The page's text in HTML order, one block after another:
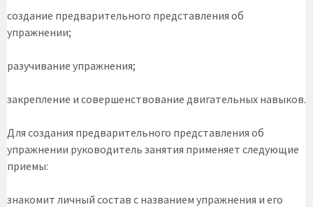
создание предварительного представления об
упражнении;
разучивание упражнения;
закрепление и совершенствование двигательных навыков.
Для создания предварительного представления об
упражнении руководитель занятия применяет следующие
приемы:
знакомит личный состав с названием упражнения и его